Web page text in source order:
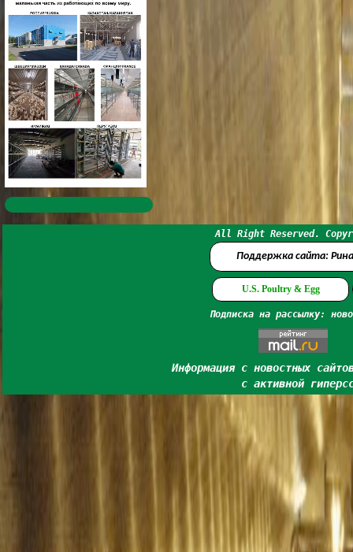
All Right Reserved.
Поддержка сайта:
U.S. Poultry & Egg
Подписка на рассылку:
Информация с новостных
с активной